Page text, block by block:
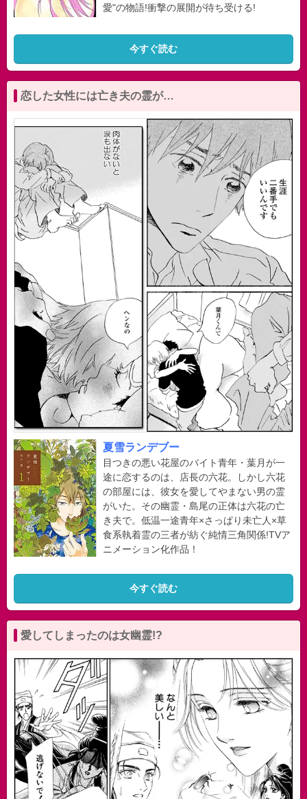
愛"の物語!衝撃の展開が待ち受ける!
今すぐ読む
恋した女性には亡き夫の霊が…
夏雪ランデブー
目つきの悪い花屋のバイト青年・葉月が一
途に恋するのは、店長の六花。しかし六花
の部屋には、彼女を愛してやまない男の霊
がいた。その幽霊・島尾の正体は六花の亡
き夫で。低温一途青年×さっぱり未亡人×草
食系執着霊の三者が紡ぐ純情三角関係!TVア
ニメーション化作品！
今すぐ読む
愛してしまったのは女幽霊!?